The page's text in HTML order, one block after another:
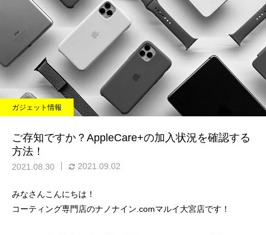
ご紹介とお知らせ
ついにオープン！『ナノナ
イン.com 大宮駅前店』
ご紹介とお知らせ
ご愛顧に感謝 大宮マル
の閉店と新店舗のご案
ガジェット情報
ご存知ですか？AppleCare+の加入状況を確認する
方法！
2021.08.30 2021.09.02
みなさんこんにちは！
コーティング専門店のナノナイン.comマルイ大宮店です！